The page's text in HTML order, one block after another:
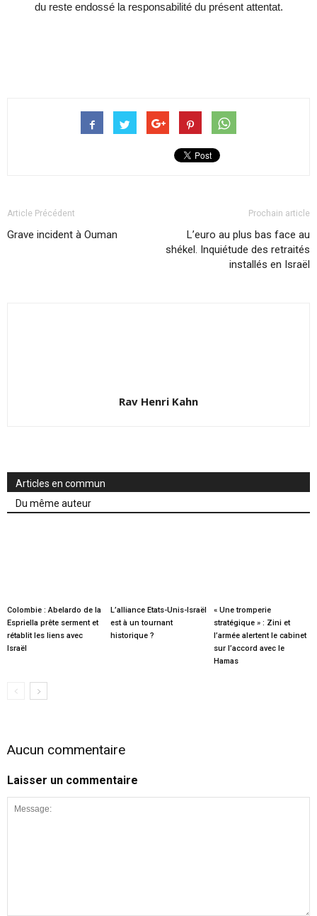
du reste endossé la responsabilité du présent attentat.
Article Précédent
Grave incident à Ouman
Prochain article
L’euro au plus bas face au
shékel. Inquiétude des retraités
installés en Israël
Rav Henri Kahn
Articles en commun
Du même auteur
Colombie : Abelardo de la
Espriella prête serment et
rétablit les liens avec
Israël
L’alliance Etats-Unis-Israël
est à un tournant
historique ?
« Une tromperie
stratégique » : Zini et
l’armée alertent le cabinet
sur l’accord avec le
Hamas
Aucun commentaire
Laisser un commentaire